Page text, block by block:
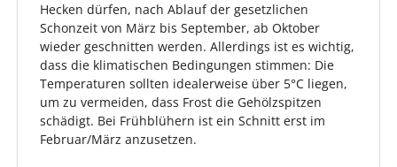
Hecken dürfen, nach Ablauf der gesetzlichen
Schonzeit von März bis September, ab Oktober
wieder geschnitten werden. Allerdings ist es wichtig,
dass die klimatischen Bedingungen stimmen: Die
Temperaturen sollten idealerweise über 5°C liegen,
um zu vermeiden, dass Frost die Gehölzspitzen
schädigt. Bei Frühblühern ist ein Schnitt erst im
Februar/März anzusetzen.